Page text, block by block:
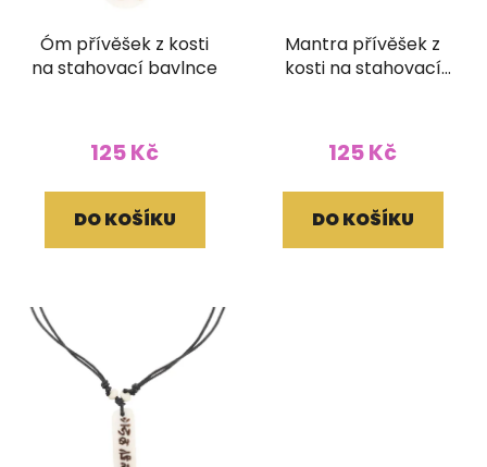
Óm přívěšek z kosti
na stahovací bavlnce
125 Kč
DO KOŠÍKU
Mantra přívěšek z
kosti na stahovací
125 Kč
DO KOŠÍKU